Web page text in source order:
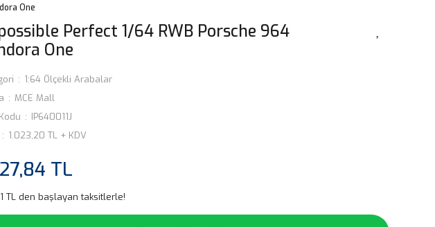
One
Perfect 1/64 RWB Porsche 964
One
1:64 Ölçekli Arabalar
MCE Mall
IP640011J
1.023,20 TL + KDV
TL
TL den başlayan taksitlerle!